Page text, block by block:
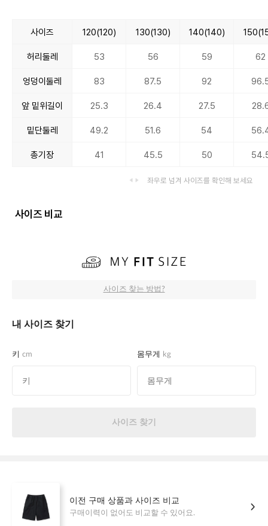
사이즈 120(120) 130(130) 140(140)
허리둘레 53 56 59 62
엉덩이둘레 83 87.5 92
앞 밑위길이 25.3 26.4 27.5
밑단둘레 49.2 51.6 54
총기장 41 45.5 50
좌우로 넘겨 사이즈를 확인해 보세요
사이즈 비교